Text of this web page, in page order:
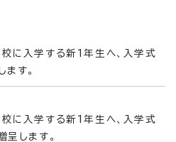
に入学する新1年生へ、入学式
す。
に入学する新1年生へ、入学式
呈します。